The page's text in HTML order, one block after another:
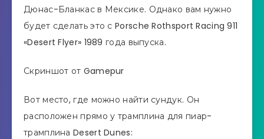
Дюнас-Бланкас в Мексике. Однако вам нужно
будет сделать это с Porsche Rothsport Racing 911
«Desert Flyer» 1989 года выпуска.
Скриншот от Gamepur
Вот место, где можно найти сундук. Он
расположен прямо у трамплина для пиар-
трамплина Desert Dunes: